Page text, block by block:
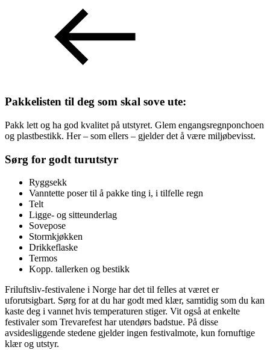
Pakkelisten til deg som skal sove ute:
Pakk lett og ha god kvalitet på utstyret. Glem engangsregnponchoen
og plastbestikk. Her – som ellers – gjelder det å være miljøbevisst.
Sørg for godt turutstyr
Ryggsekk
Vanntette poser til å pakke ting i, i tilfelle regn
Telt
Ligge- og sitteunderlag
Sovepose
Stormkjøkken
Drikkeflaske
Termos
Kopp. tallerken og bestikk
Friluftsliv-festivalene i Norge har det til felles at været er
uforutsigbart. Sørg for at du har godt med klær, samtidig som du kan
kaste deg i vannet hvis temperaturen stiger. Vit også at enkelte
festivaler som Trevarefest har utendørs badstue. På disse
avsidesliggende stedene gjelder ingen festivalmote, kun fornuftige
klær og utstyr.